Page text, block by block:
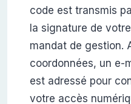
code est transmis
la signature de
mandat de gestion.
coordonnées, un e-
est adressé pour
votre accès